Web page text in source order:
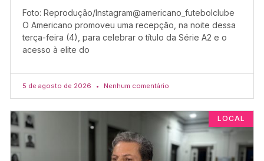
Foto: Reprodução/Instagram@americano_futebolclube
O Americano promoveu uma recepção, na noite dessa
terça-feira (4), para celebrar o título da Série A2 e o
acesso à elite do
5 de agosto de 2026 Nenhum comentário
LOCAL